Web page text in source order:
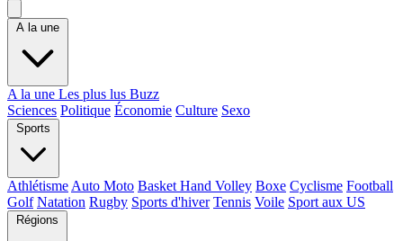
A la une
A la une Les plus lus Buzz
Sciences Politique Économie Culture Sexo
Sports
Athlétisme Auto Moto Basket Hand Volley Boxe Cyclisme Football
Golf Natation Rugby Sports d'hiver Tennis Voile Sport aux US
Régions